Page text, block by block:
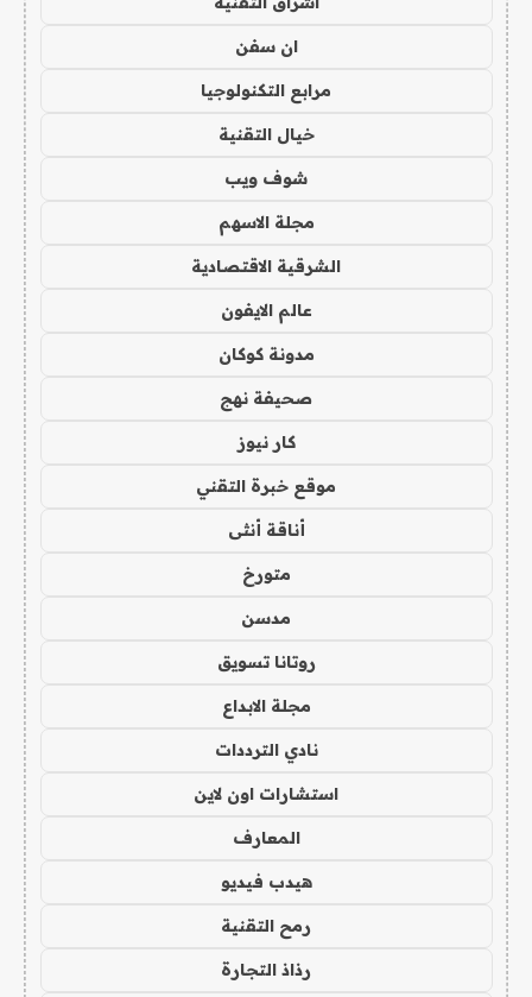
ان سفن
مرابع التكنولوجيا
خيال التقنية
شوف ويب
مجلة الاسهم
الشرقية الاقتصادية
عالم الايفون
مدونة كوكان
صحيفة نهج
كار نيوز
موقع خبرة التقني
أناقة أنثى
متورخ
مدسن
روتانا تسويق
مجلة الابداع
نادي الترددات
استشارات اون لاين
المعارف
هيدب فيديو
رمح التقنية
رذاذ التجارة